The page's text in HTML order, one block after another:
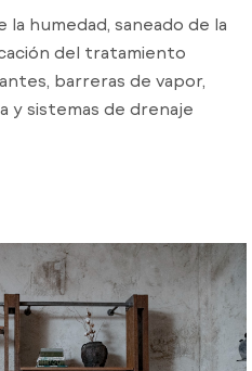
la humedad, saneado de la
del tratamiento
barreras de vapor,
y sistemas de drenaje